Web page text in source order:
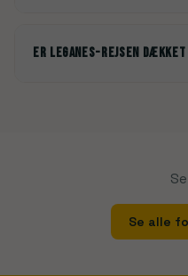
Er Leganes-rejsen
Se alle